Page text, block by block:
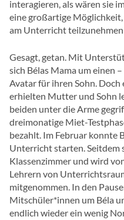
interagieren, als wären sie
eine großartige
am Unterricht
Gesagt, getan. Mit
sich Bélas Mama um einen
Avatar für ihren Sohn.
erhielten Mutter und Sohn
beiden unter die Arme
dreimonatige Miet-
bezahlt. Im Februar konnte
Unterricht starten. Seitdem
Klassenzimmer und wird
Lehrern von
mitgenommen. In den
Mitschüler*innen um Béla
endlich wieder ein wenig